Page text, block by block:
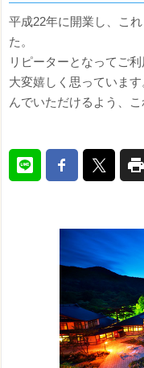
平成22年に開業し、こ
た。
リピーターとなってご
大変嬉しく思っていま
んでいただけるよう、